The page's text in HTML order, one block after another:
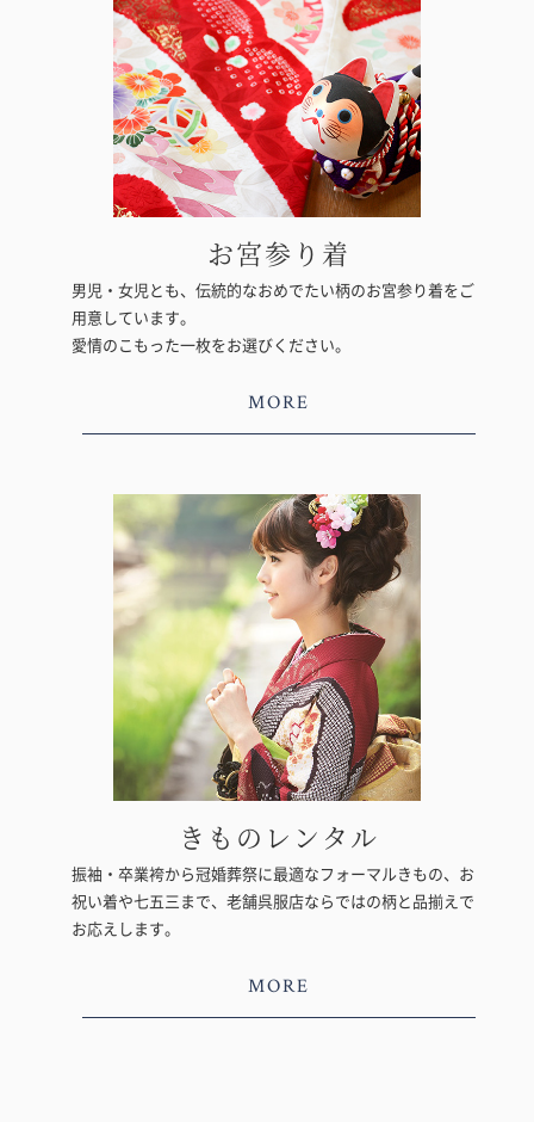
お宮参り着
男児・女児とも、伝統的なおめでたい柄のお宮参り着をご
用意しています。
愛情のこもった一枚をお選びください。
MORE
きものレンタル
振袖・卒業袴から冠婚葬祭に最適なフォーマルきもの、お
祝い着や七五三まで、老舗呉服店ならではの柄と品揃えで
お応えします。
MORE